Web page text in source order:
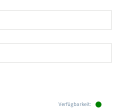
Verfügbarkeit: